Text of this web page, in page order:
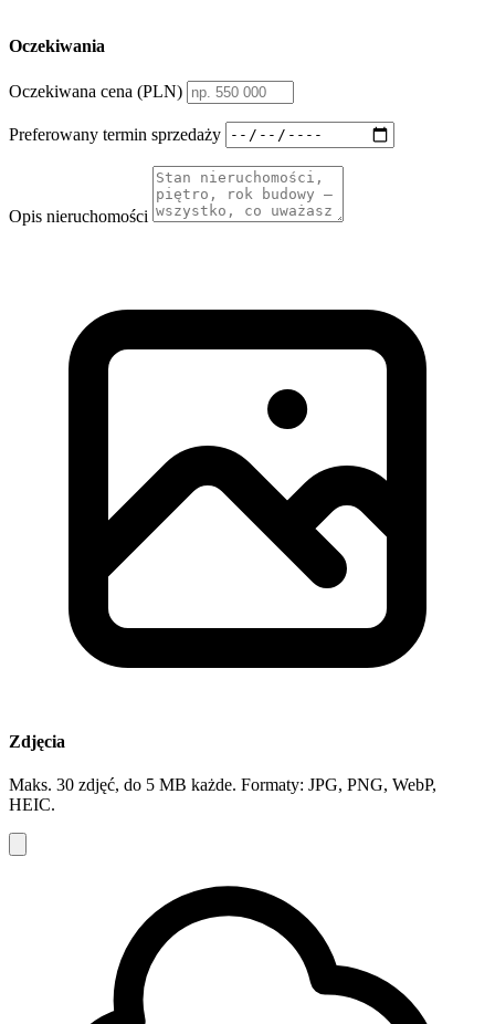
Oczekiwania
Oczekiwana cena (PLN)
Preferowany termin sprzedaży
Opis nieruchomości
Zdjęcia
Maks. 30 zdjęć, do 5 MB każde. Formaty: JPG, PNG, WebP,
HEIC.